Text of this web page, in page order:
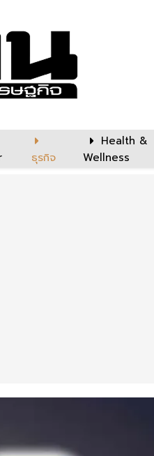
ธุรกิจ
Health &
Wellness